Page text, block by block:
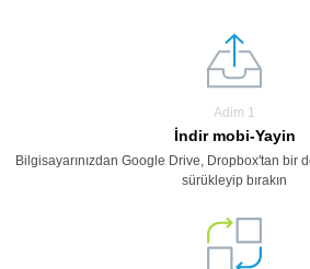
Adim 1
İndir mobi-Yayin
Bilgisayarınızdan Google Drive, Dropbox'tan bir
sürükleyip bırakın